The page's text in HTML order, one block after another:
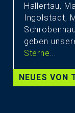
Hallertau,
Ingolstadt,
geben
Sterne...
NEUES VON